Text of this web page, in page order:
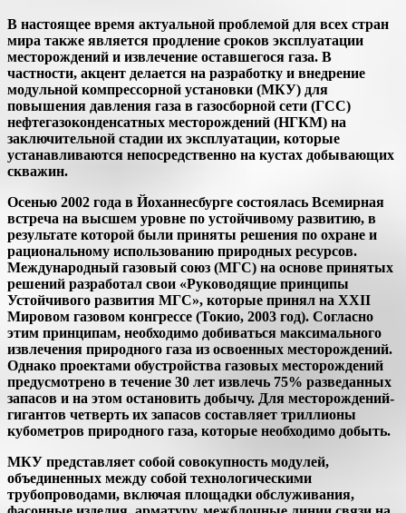
В настоящее время актуальной проблемой для всех стран
мира также является продление сроков эксплуатации
месторождений и извлечение оставшегося газа. В
частности, акцент делается на разработку и внедрение
модульной компрессорной установки (МКУ) для
повышения давления газа в газосборной сети (ГСС)
нефтегазоконденсатных месторождений (НГКМ) на
заключительной стадии их эксплуатации, которые
устанавливаются непосредственно на кустах добывающих
скважин.
Осенью 2002 года в Йоханнесбурге состоялась Всемирная
встреча на высшем уровне по устойчивому развитию, в
результате которой были приняты решения по охране и
рациональному использованию природных ресурсов.
Международный газовый союз (МГС) на основе принятых
решений разработал свои «Руководящие принципы
Устойчивого развития МГС», которые принял на XXII
Мировом газовом конгрессе (Токио, 2003 год). Согласно
этим принципам, необходимо добиваться максимального
извлечения природного газа из освоенных месторождений.
Однако проектами обустройства газовых месторождений
предусмотрено в течение 30 лет извлечь 75% разведанных
запасов и на этом остановить добычу. Для месторождений-
гигантов четверть их запасов составляет триллионы
кубометров природного газа, которые необходимо добыть.
МКУ представляет собой совокупность модулей,
объединенных между собой технологическими
трубопроводами, включая площадки обслуживания,